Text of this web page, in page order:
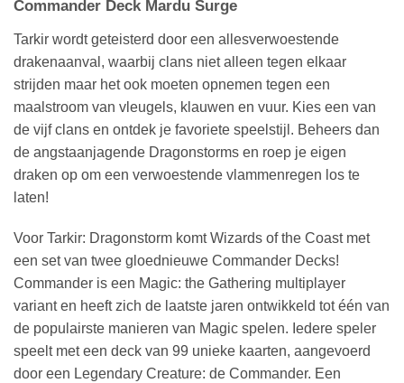
Commander Deck Mardu Surge
Tarkir wordt geteisterd door een allesverwoestende
drakenaanval, waarbij clans niet alleen tegen elkaar
strijden maar het ook moeten opnemen tegen een
maalstroom van vleugels, klauwen en vuur. Kies een van
de vijf clans en ontdek je favoriete speelstijl. Beheers dan
de angstaanjagende Dragonstorms en roep je eigen
draken op om een verwoestende vlammenregen los te
laten!
Voor Tarkir: Dragonstorm komt Wizards of the Coast met
een set van twee gloednieuwe Commander Decks!
Commander is een Magic: the Gathering multiplayer
variant en heeft zich de laatste jaren ontwikkeld tot één van
de populairste manieren van Magic spelen. Iedere speler
speelt met een deck van 99 unieke kaarten, aangevoerd
door een Legendary Creature: de Commander. Een